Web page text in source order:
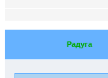
Радуга